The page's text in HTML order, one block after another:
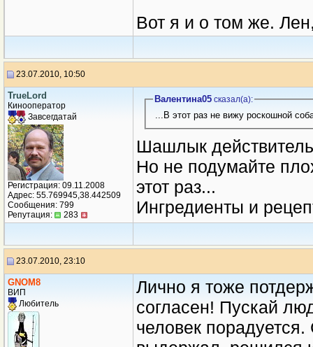
Вот я и о том же.
23.07.2010, 10:50
TrueLord
Кинооператор
Завсегдатай
Регистрация: 09.11.2008
Адрес: 55.769945,38.442509
Сообщения: 799
Репутация:
283
Валентина05сказал(a):
...В этот раз не вижу роскошной
Шашлык
Но не подумайте
этот раз...
Ингредиенты и
23.07.2010, 23:10
GNOM8
ВИП
Любитель
Лично я тоже
согласен! Пускай
человек